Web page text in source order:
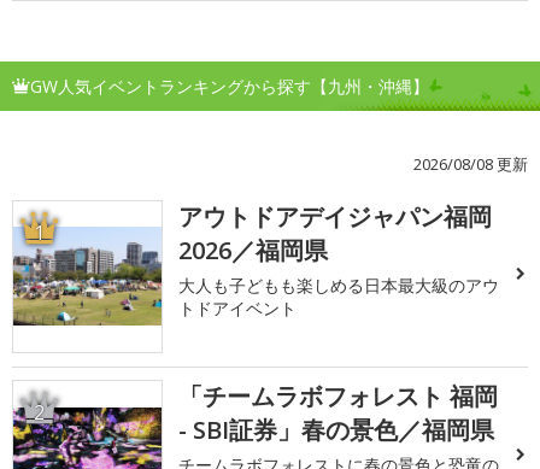
GW人気イベントランキングから探す【九州・沖縄】
2026/08/08 更新
1
アウトドアデイジャパン福岡
2026／福岡県
大人も子どもも楽しめる日本最大級のアウ
トドアイベント
2
「チームラボフォレスト 福岡
- SBI証券」春の景色／福岡県